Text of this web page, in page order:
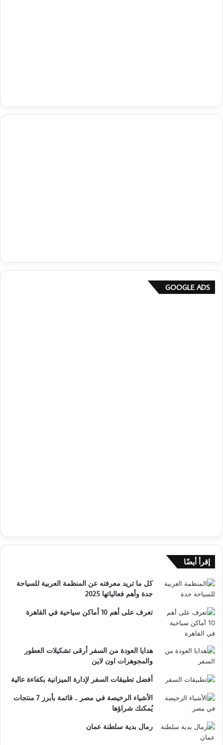
GOOGLE ADS
إقرأ أيضًا
كل ما تريد معرفته عن المنظمة العربية للسياحة
جدة وأهم فعالياتها 2025
تعرف على أهم 10 أماكن سياحية في القاهرة
هدايا العودة من السفر أرقى تشكيلات العطور
والمجوهرات اون لاين
أفضل تطبيقات السفر لإدارة الميزانية بكفاءة عالية
الأشياء الرخيصة في مصر .. قائمة بأبرز 7 منتجات
يُمكنك شراؤها
رمال بدية سلطنة عمان